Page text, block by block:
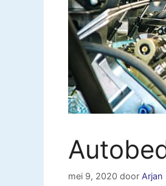
mei 9, 2020 door Arjan